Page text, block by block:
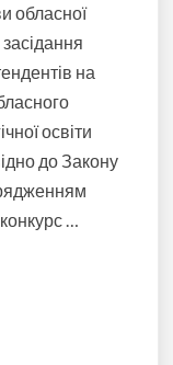
обласної
на
освіти
до Закону
…